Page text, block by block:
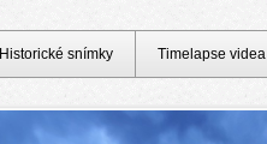
Historické snímky Timelapse videa